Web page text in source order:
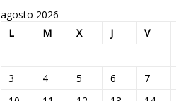
agosto 2026
L
M X J V
3
4 5 6 7